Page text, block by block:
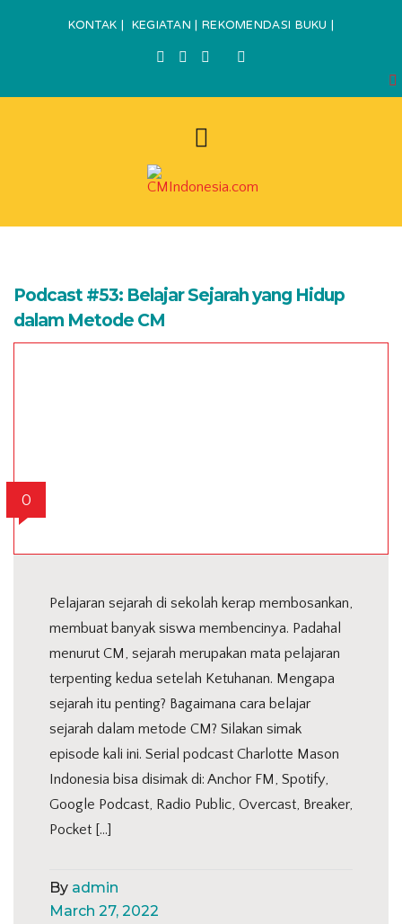
KONTAK| KEGIATAN|REKOMENDASI BUKU|
Podcast #53: Belajar Sejarah yang Hidup
dalam Metode CM
0
Pelajaran sejarah di sekolah kerap membosankan,
membuat banyak siswa membencinya. Padahal
menurut CM, sejarah merupakan mata pelajaran
terpenting kedua setelah Ketuhanan. Mengapa
sejarah itu penting? Bagaimana cara belajar
sejarah dalam metode CM? Silakan simak
episode kali ini. Serial podcast Charlotte Mason
Indonesia bisa disimak di: Anchor FM, Spotify,
Google Podcast, Radio Public, Overcast, Breaker,
Pocket […]
By admin
March 27, 2022